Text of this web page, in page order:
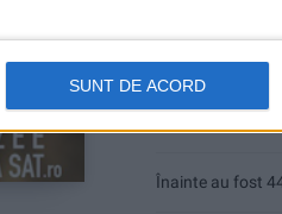
SUNT DE ACORD
Ultimul bloc de
ANUNŢ OPRIRE
Înainte au fost